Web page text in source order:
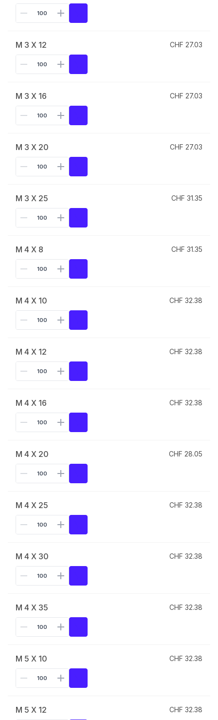
M 3 X 12 CHF 27.03
M 3 X 16 CHF 27.03
M 3 X 20 CHF 27.03
M 3 X 25 CHF 31.35
M 4 X 8 CHF 31.35
M 4 X 10 CHF 32.38
M 4 X 12 CHF 32.38
M 4 X 16 CHF 32.38
M 4 X 20 CHF 28.05
M 4 X 25 CHF 32.38
M 4 X 30 CHF 32.38
M 4 X 35 CHF 32.38
M 5 X 10 CHF 32.38
M 5 X 12 CHF 32.38